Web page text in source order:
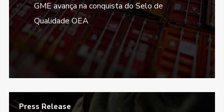
GME avança na conquista do Selo de
Qualidade OEA
Press Release